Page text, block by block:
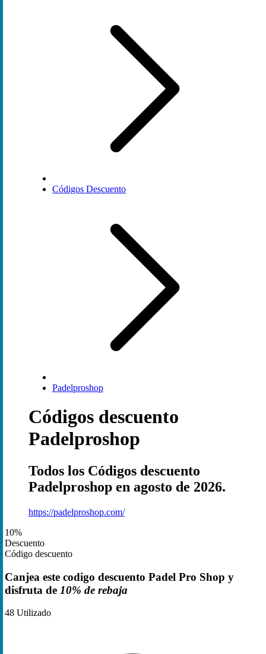
Códigos Descuento
Padelproshop
Códigos descuento
Padelproshop
Todos los Códigos descuento
Padelproshop en agosto de 2026.
https://padelproshop.com/
10%
Descuento
Código descuento
Canjea este codigo descuento Padel Pro Shop y
disfruta de 10% de rebaja
48 Utilizado